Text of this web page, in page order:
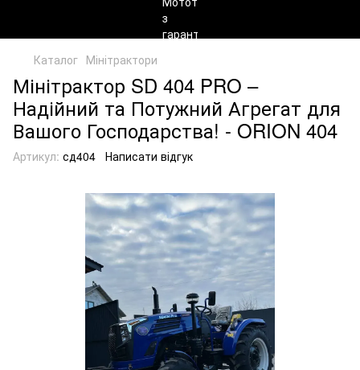
Каталог Мінітрактори
Мінітрактор SD 404 PRO –
Надійний та Потужний Агрегат для
Вашого Господарства! - ORION 404
Артикул: сд404 Написати відгук